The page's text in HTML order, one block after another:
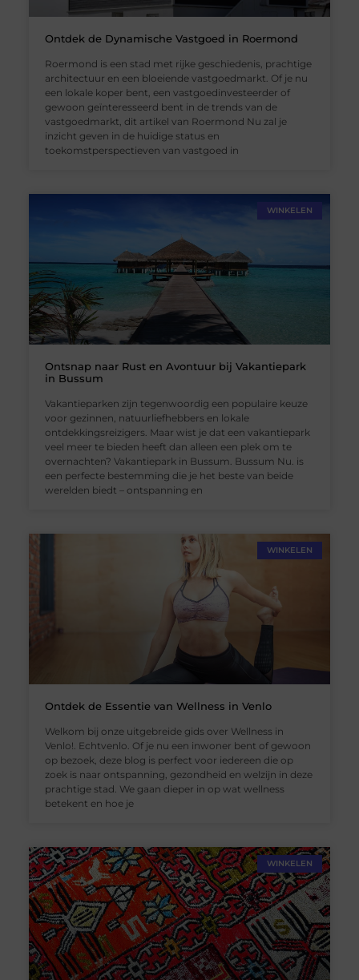
Ontdek de Dynamische Vastgoed in Roermond
Roermond is een stad met rijke geschiedenis, prachtige
architectuur en een bloeiende vastgoedmarkt. Of je nu
een lokale koper bent, een vastgoedinvesteerder of
gewoon geïnteresseerd bent in de trends van de
vastgoedmarkt, dit artikel van Roermond Nu zal je
inzicht geven in de huidige status en
toekomstperspectieven van vastgoed in
WINKELEN
Ontsnap naar Rust en Avontuur bij Vakantiepark
in Bussum
Vakantieparken zijn tegenwoordig een populaire keuze
voor gezinnen, natuurliefhebbers en lokale
ontdekkingsreizigers. Maar wist je dat een vakantiepark
veel meer te bieden heeft dan alleen een plek om te
overnachten? Vakantiepark in Bussum. Bussum Nu. is
een perfecte bestemming die je het beste van beide
werelden biedt – ontspanning en
WINKELEN
Ontdek de Essentie van Wellness in Venlo
Welkom bij onze uitgebreide gids over Wellness in
Venlo!. Echtvenlo. Of je nu een inwoner bent of gewoon
op bezoek, deze blog is perfect voor iedereen die op
zoek is naar ontspanning, gezondheid en welzijn in deze
prachtige stad. We gaan dieper in op wat wellness
betekent en hoe je
WINKELEN